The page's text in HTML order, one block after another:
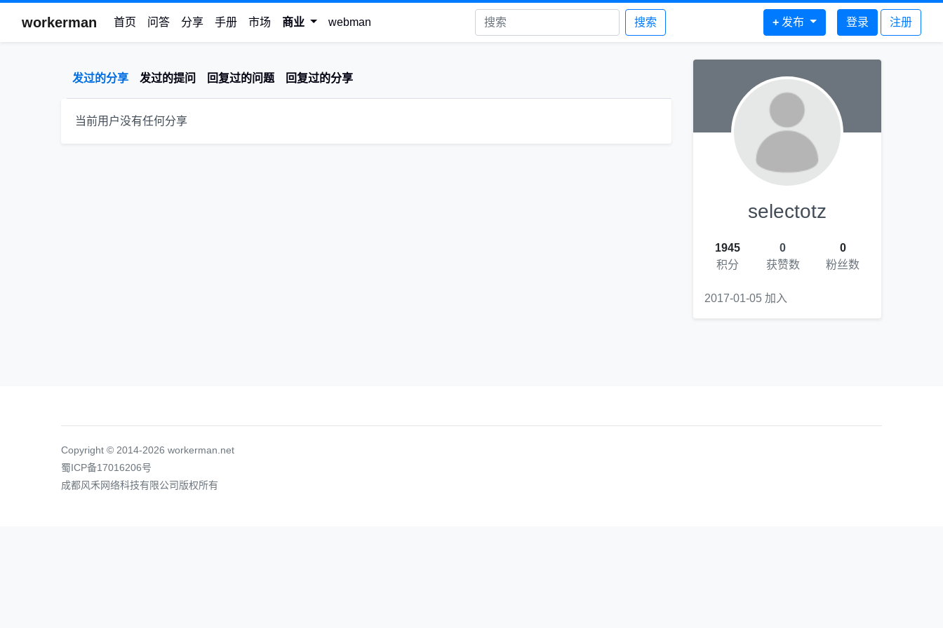
workerman 首页 问答 分享 手册 市场 商业 webman 搜索 + 发布 登录 注册
发过的分享 发过的提问 回复过的问题 回复过的分享
当前用户没有任何分享
selectotz
1945
积分
0
获赞数
0
粉丝数
2017-01-05 加入
Copyright © 2014-2026 workerman.net
蜀ICP备17016206号
成都风禾网络科技有限公司版权所有